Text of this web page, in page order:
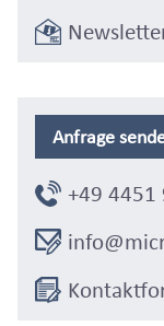
Anfrage
+49 4451